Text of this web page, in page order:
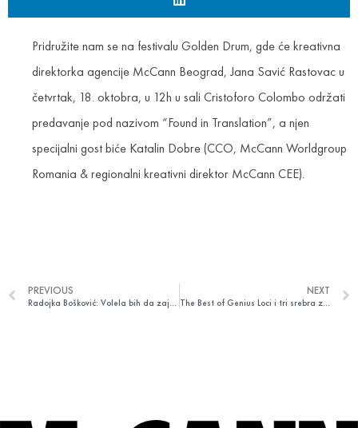
Pridružite nam se na festivalu Golden Drum, gde će kreativna
direktorka agencije McCann Beograd, Jana Savić Rastovac u
četvrtak, 18. oktobra, u 12h u sali Cristoforo Colombo održati
predavanje pod nazivom “Found in Translation”, a njen
specijalni gost biće Katalin Dobre (CCO, McCann Worldgroup
Romania & regionalni kreativni direktor McCann CEE).
PREVIOUS
Radojka Bošković: Volela bih da zajedno sa našim klijentima budemo još hrabriji u nastojanjima da budemo društveno odgovorni
NEXT
The Best of Genius Loci i tri srebra za McCann Beograd